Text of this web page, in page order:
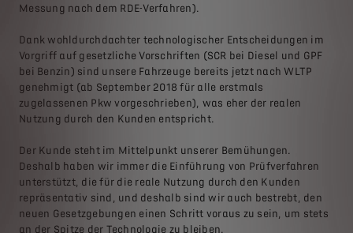
Messung nach dem RDE-Verfahren).
Dank wohldurchdachter technologischer Entscheidungen im
Vorgriff auf gesetzliche Vorschriften (SCR bei Diesel und GPF
bei Benzin) sind unsere Fahrzeuge bereits jetzt nach WLTP
genehmigt (ab September 2018 für alle erstmals
zugelassenen Pkw vorgeschrieben), was eher der realen
Nutzung durch den Kunden entspricht.
Der Kunde steht im Mittelpunkt unserer Bemühungen.
Deshalb haben wir immer die Einführung von Prüfverfahren
unterstützt, die für die reale Nutzung durch den Kunden
repräsentativ sind, und deshalb sind wir auch bestrebt, den
neuen Gesetzgebungen einen Schritt voraus zu sein, um stets
an der Spitze der Technologie zu bleiben.